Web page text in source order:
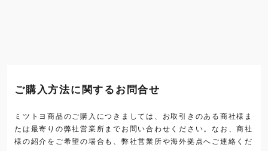
ご購入方法に関するお問合せ
ミツトヨ商品のご購入につきましては、お取引きのある商社様ま
たは最寄りの弊社営業所までお問い合わせください。なお、商社
様の紹介をご希望の場合も、弊社営業所や海外拠点へご連絡くだ